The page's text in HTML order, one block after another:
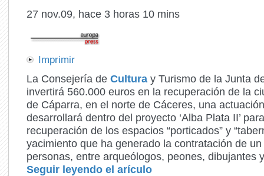
27 nov.09, hace 3 horas 10 mins
Imprimir
La Consejería de Culturay Turismo de la Junta
invertirá 560.000 euros en la recuperación de la
de Cáparra, en el norte de Cáceres, una
desarrollará dentro del proyecto ‘Alba Plata II’
recuperación de los espacios “porticados” y
yacimiento que ha generado la contratación de
personas, entre arqueólogos, peones, dibujantes
Seguir leyendo el arículo